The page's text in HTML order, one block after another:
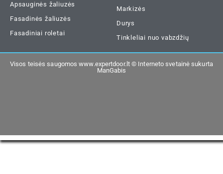
Apsauginės žaliuzės
Fasadinės žaliuzės
Fasadiniai roletai
Markizės
Durys
Tinkleliai nuo vabzdžių
Visos teisės saugomos www.expertdoor.lt © Interneto svetainė sukurta
ManGabis